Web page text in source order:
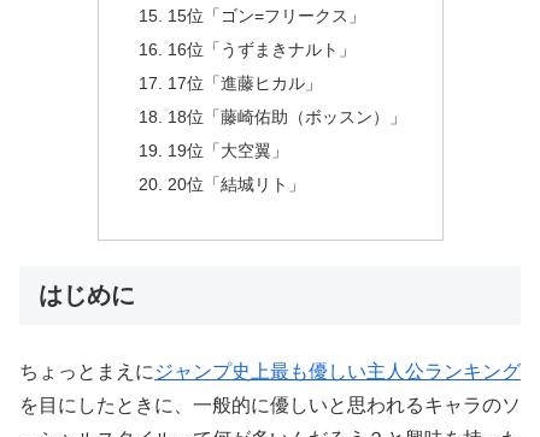
15位「ゴン=フリークス」
16位「うずまきナルト」
17位「進藤ヒカル」
18位「藤崎佑助（ボッスン）」
19位「大空翼」
20位「結城リト」
はじめに
ちょっとまえに ジャンプ史上最も優しい主人公ランキング
を目にしたときに、一般的に優しいと思われるキャラのソ